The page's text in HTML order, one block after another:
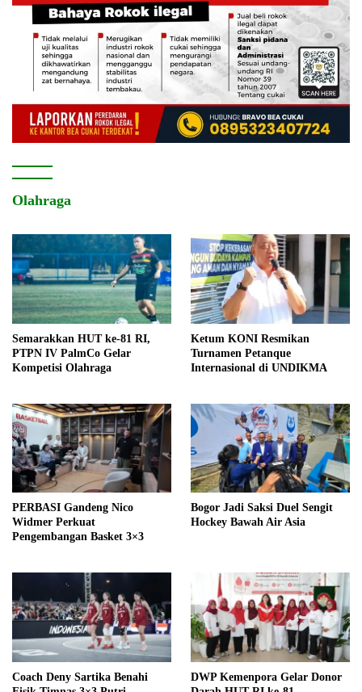
Olahraga
Semarakkan HUT ke-81 RI,
PTPN IV PalmCo Gelar
Kompetisi Olahraga
Ketum KONI Resmikan
Turnamen Petanque
Internasional di UNDIKMA
PERBASI Gandeng Nico
Widmer Perkuat
Pengembangan Basket 3×3
Bogor Jadi Saksi Duel Sengit
Hockey Bawah Air Asia
Coach Deny Sartika Benahi
DWP Kemenpora Gelar Donor